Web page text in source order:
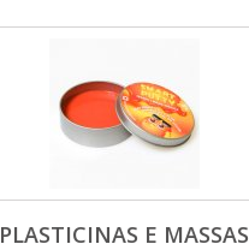
PLASTICINAS E MASSAS